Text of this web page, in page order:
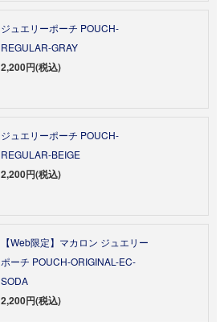
ジュエリーポーチ POUCH-
REGULAR-GRAY
2,200円(税込)
ジュエリーポーチ POUCH-
REGULAR-BEIGE
2,200円(税込)
【Web限定】マカロン ジュエリー
ポーチ POUCH-ORIGINAL-EC-
SODA
2,200円(税込)